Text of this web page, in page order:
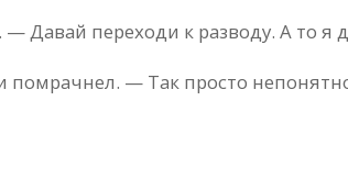
Давай переходи к разводу. А то я
— Так просто